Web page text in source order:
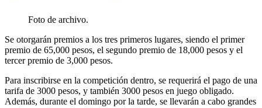
Foto de archivo.
Se otorgarán premios a los tres primeros lugares, siendo el primer
premio de 65,000 pesos, el segundo premio de 18,000 pesos y el
tercer premio de 3,000 pesos.
Para inscribirse en la competición dentro, se requerirá el pago de una
tarifa de 3000 pesos, y también 3000 pesos en juego obligado.
Además, durante el domingo por la tarde, se llevarán a cabo grandes